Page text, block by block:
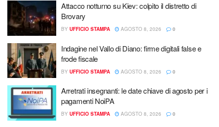
Attacco notturno su Kiev: colpito il distretto di
Brovary
BY UFFICIO STAMPA AGOSTO 8, 2026 0
Indagine nel Vallo di Diano: firme digitali false e
frode fiscale
BY UFFICIO STAMPA AGOSTO 8, 2026 0
Arretrati insegnanti: le date chiave di agosto per i
pagamenti NoiPA
BY UFFICIO STAMPA AGOSTO 8, 2026 0